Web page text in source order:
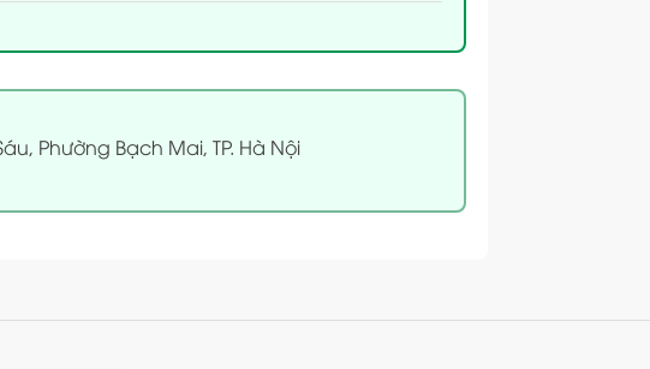
Phường Bạch Mai, TP. Hà Nội